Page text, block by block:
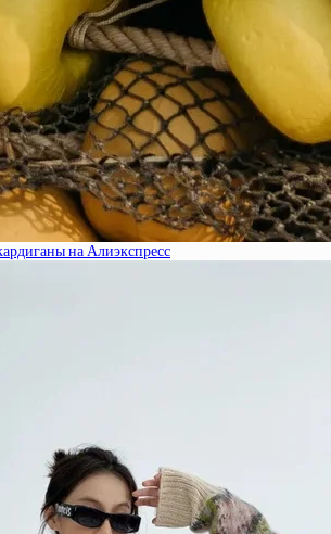
на Алиэкспресс